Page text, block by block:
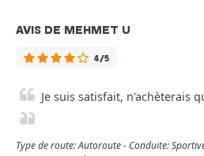
AVIS DE MEHMET U
4/5
Je suis satisfait, n'achèterais
Type de route: Autoroute - Conduite: